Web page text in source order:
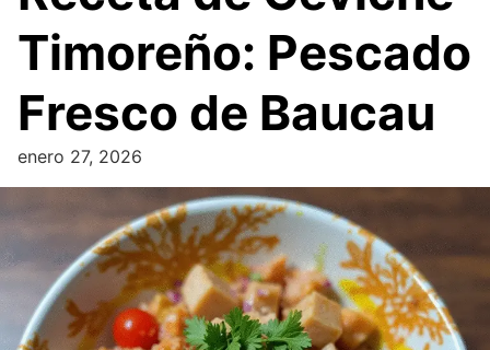
Timoreño: Pescado
Fresco de Baucau
enero 27, 2026